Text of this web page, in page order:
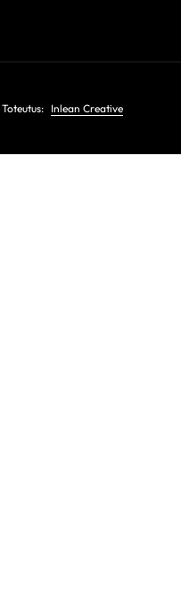
Toteutus: Inlean Creative